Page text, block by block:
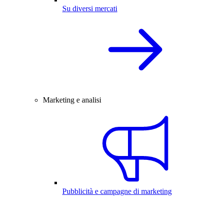
Su diversi mercati
Marketing e analisi
Pubblicità e campagne di marketing